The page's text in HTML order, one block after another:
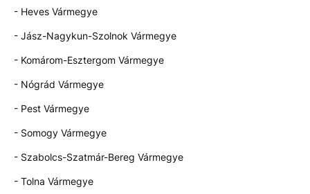
- Heves Vármegye
- Jász-Nagykun-Szolnok Vármegye
- Komárom-Esztergom Vármegye
- Nógrád Vármegye
- Pest Vármegye
- Somogy Vármegye
- Szabolcs-Szatmár-Bereg Vármegye
- Tolna Vármegye